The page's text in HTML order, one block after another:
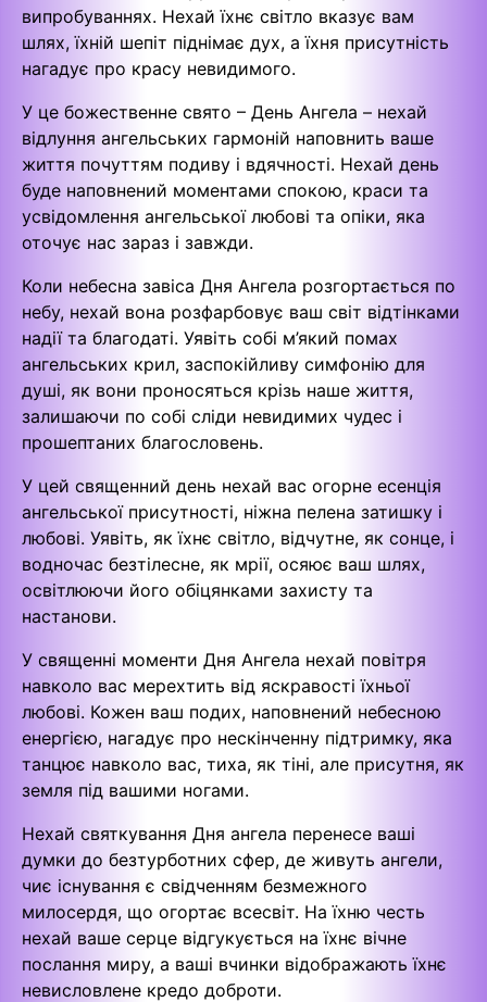
випробуваннях. Нехай їхнє світло вказує вам
шлях, їхній шепіт піднімає дух, а їхня присутність
нагадує про красу невидимого.
У це божественне свято – День Ангела – нехай
відлуння ангельських гармоній наповнить ваше
життя почуттям подиву і вдячності. Нехай день
буде наповнений моментами спокою, краси та
усвідомлення ангельської любові та опіки, яка
оточує нас зараз і завжди.
Коли небесна завіса Дня Ангела розгортається по
небу, нехай вона розфарбовує ваш світ відтінками
надії та благодаті. Уявіть собі м’який помах
ангельських крил, заспокійливу симфонію для
душі, як вони проносяться крізь наше життя,
залишаючи по собі сліди невидимих чудес і
прошептаних благословень.
У цей священний день нехай вас огорне есенція
ангельської присутності, ніжна пелена затишку і
любові. Уявіть, як їхнє світло, відчутне, як сонце, і
водночас безтілесне, як мрії, осяює ваш шлях,
освітлюючи його обіцянками захисту та
настанови.
У священні моменти Дня Ангела нехай повітря
навколо вас мерехтить від яскравості їхньої
любові. Кожен ваш подих, наповнений небесною
енергією, нагадує про нескінченну підтримку, яка
танцює навколо вас, тиха, як тіні, але присутня, як
земля під вашими ногами.
Нехай святкування Дня ангела перенесе ваші
думки до безтурботних сфер, де живуть ангели,
чиє існування є свідченням безмежного
милосердя, що огортає всесвіт. На їхню честь
нехай ваше серце відгукується на їхнє вічне
послання миру, а ваші вчинки відображають їхнє
невисловлене кредо доброти.